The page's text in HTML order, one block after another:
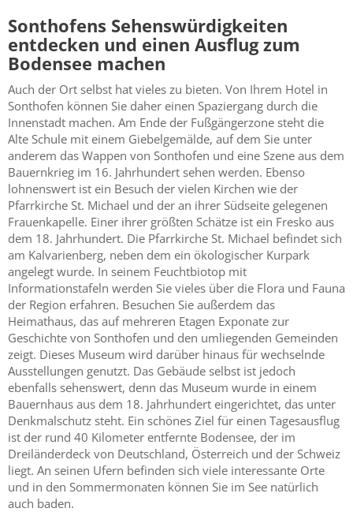
Sonthofens Sehenswürdigkeiten
entdecken und einen Ausflug zum
Bodensee machen
Auch der Ort selbst hat vieles zu bieten. Von Ihrem Hotel in
Sonthofen können Sie daher einen Spaziergang durch die
Innenstadt machen. Am Ende der Fußgängerzone steht die
Alte Schule mit einem Giebelgemälde, auf dem Sie unter
anderem das Wappen von Sonthofen und eine Szene aus dem
Bauernkrieg im 16. Jahrhundert sehen werden. Ebenso
lohnenswert ist ein Besuch der vielen Kirchen wie der
Pfarrkirche St. Michael und der an ihrer Südseite gelegenen
Frauenkapelle. Einer ihrer größten Schätze ist ein Fresko aus
dem 18. Jahrhundert. Die Pfarrkirche St. Michael befindet sich
am Kalvarienberg, neben dem ein ökologischer Kurpark
angelegt wurde. In seinem Feuchtbiotop mit
Informationstafeln werden Sie vieles über die Flora und Fauna
der Region erfahren. Besuchen Sie außerdem das
Heimathaus, das auf mehreren Etagen Exponate zur
Geschichte von Sonthofen und den umliegenden Gemeinden
zeigt. Dieses Museum wird darüber hinaus für wechselnde
Ausstellungen genutzt. Das Gebäude selbst ist jedoch
ebenfalls sehenswert, denn das Museum wurde in einem
Bauernhaus aus dem 18. Jahrhundert eingerichtet, das unter
Denkmalschutz steht. Ein schönes Ziel für einen Tagesausflug
ist der rund 40 Kilometer entfernte Bodensee, der im
Dreiländerdeck von Deutschland, Österreich und der Schweiz
liegt. An seinen Ufern befinden sich viele interessante Orte
und in den Sommermonaten können Sie im See natürlich
auch baden.